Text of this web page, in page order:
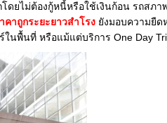
ยไม่ต้องกู้หนี้หรือใช้เงินก้อน รถสภ
คาถูกระยะยาวสำโรง ยังมอบความยื
นพื้นที่ หรือแม้แต่บริการ One Day